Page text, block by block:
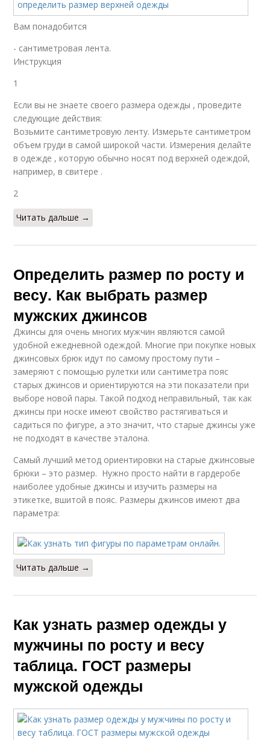
Вам понадобится
- сантиметровая лента.
Инструкция
1
Если вы не знаете своего размера одежды , проведите
следующие действия:
Возьмите сантиметровую ленту. Измерьте сантиметром
объем груди в самой широкой части. Измерения делайте
в одежде , которую обычно носят под верхней одеждой,
например, в свитере .
2
Читать дальше →
Определить размер по росту и
весу. Как выбрать размер
мужских джинсов
Джинсы для очень многих мужчин являются самой
удобной ежедневной одеждой. Многие при покупке новых
джинсовых брюк идут по самому простому пути –
замеряют с помощью рулетки или сантиметра пояс
старых джинсов и ориентируются на эти показатели при
выборе новой пары. Такой подход неправильный, так как
джинсы при носке имеют свойство растягиваться и
садиться по фигуре, а это значит, что старые джинсы уже
не подходят в качестве эталона.
Самый лучший метод ориентировки на старые джинсовые
брюки – это размер. Нужно просто найти в гардеробе
наиболее удобные джинсы и изучить размеры на
этикетке, вшитой в пояс. Размеры джинсов имеют два
параметра:
Читать дальше →
Как узнать размер одежды у
мужчины по росту и весу
таблица. ГОСТ размеры
мужской одежды